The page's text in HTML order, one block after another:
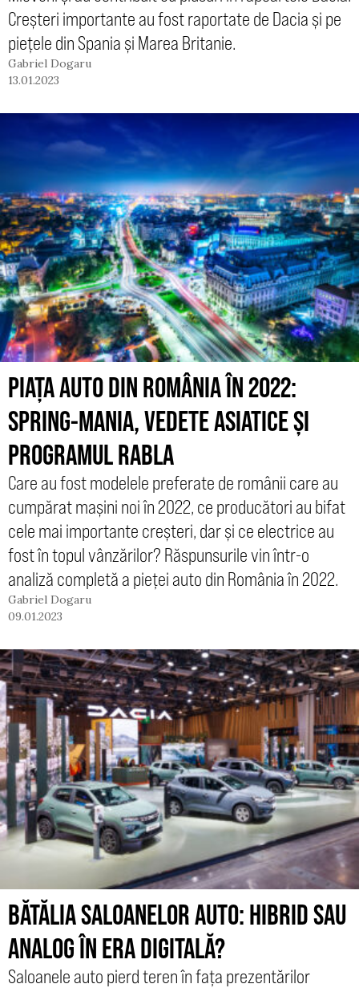
Creșteri importante au fost raportate de Dacia și pe
piețele din Spania și Marea Britanie.
Gabriel Dogaru
13.01.2023
PIAȚA AUTO DIN ROMÂNIA ÎN 2022:
SPRING-MANIA, VEDETE ASIATICE ȘI
PROGRAMUL RABLA
Care au fost modelele preferate de românii care au
cumpărat mașini noi în 2022, ce producători au bifat
cele mai importante creșteri, dar și ce electrice au
fost în topul vânzărilor? Răspunsurile vin într-o
analiză completă a pieței auto din România în 2022.
Gabriel Dogaru
09.01.2023
BĂTĂLIA SALOANELOR AUTO: HIBRID SAU
ANALOG ÎN ERA DIGITALĂ?
Saloanele auto pierd teren în fața prezentărilor